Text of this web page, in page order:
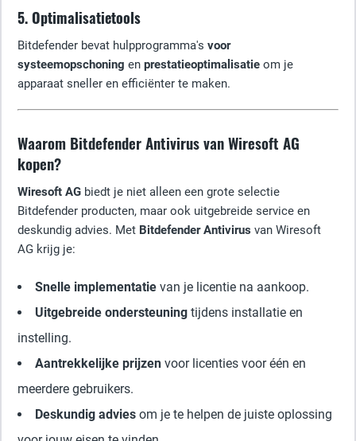
5. Optimalisatietools
Bitdefender bevat hulpprogramma's voor
systeemopschoning en prestatieoptimalisatie om je
apparaat sneller en efficiënter te maken.
Waarom Bitdefender Antivirus van Wiresoft AG
kopen?
Wiresoft AG biedt je niet alleen een grote selectie
Bitdefender producten, maar ook uitgebreide service en
deskundig advies. Met Bitdefender Antivirus van Wiresoft
AG krijg je:
Snelle implementatie van je licentie na aankoop.
Uitgebreide ondersteuning tijdens installatie en
instelling.
Aantrekkelijke prijzen voor licenties voor één en
meerdere gebruikers.
Deskundig advies om je te helpen de juiste oplossing